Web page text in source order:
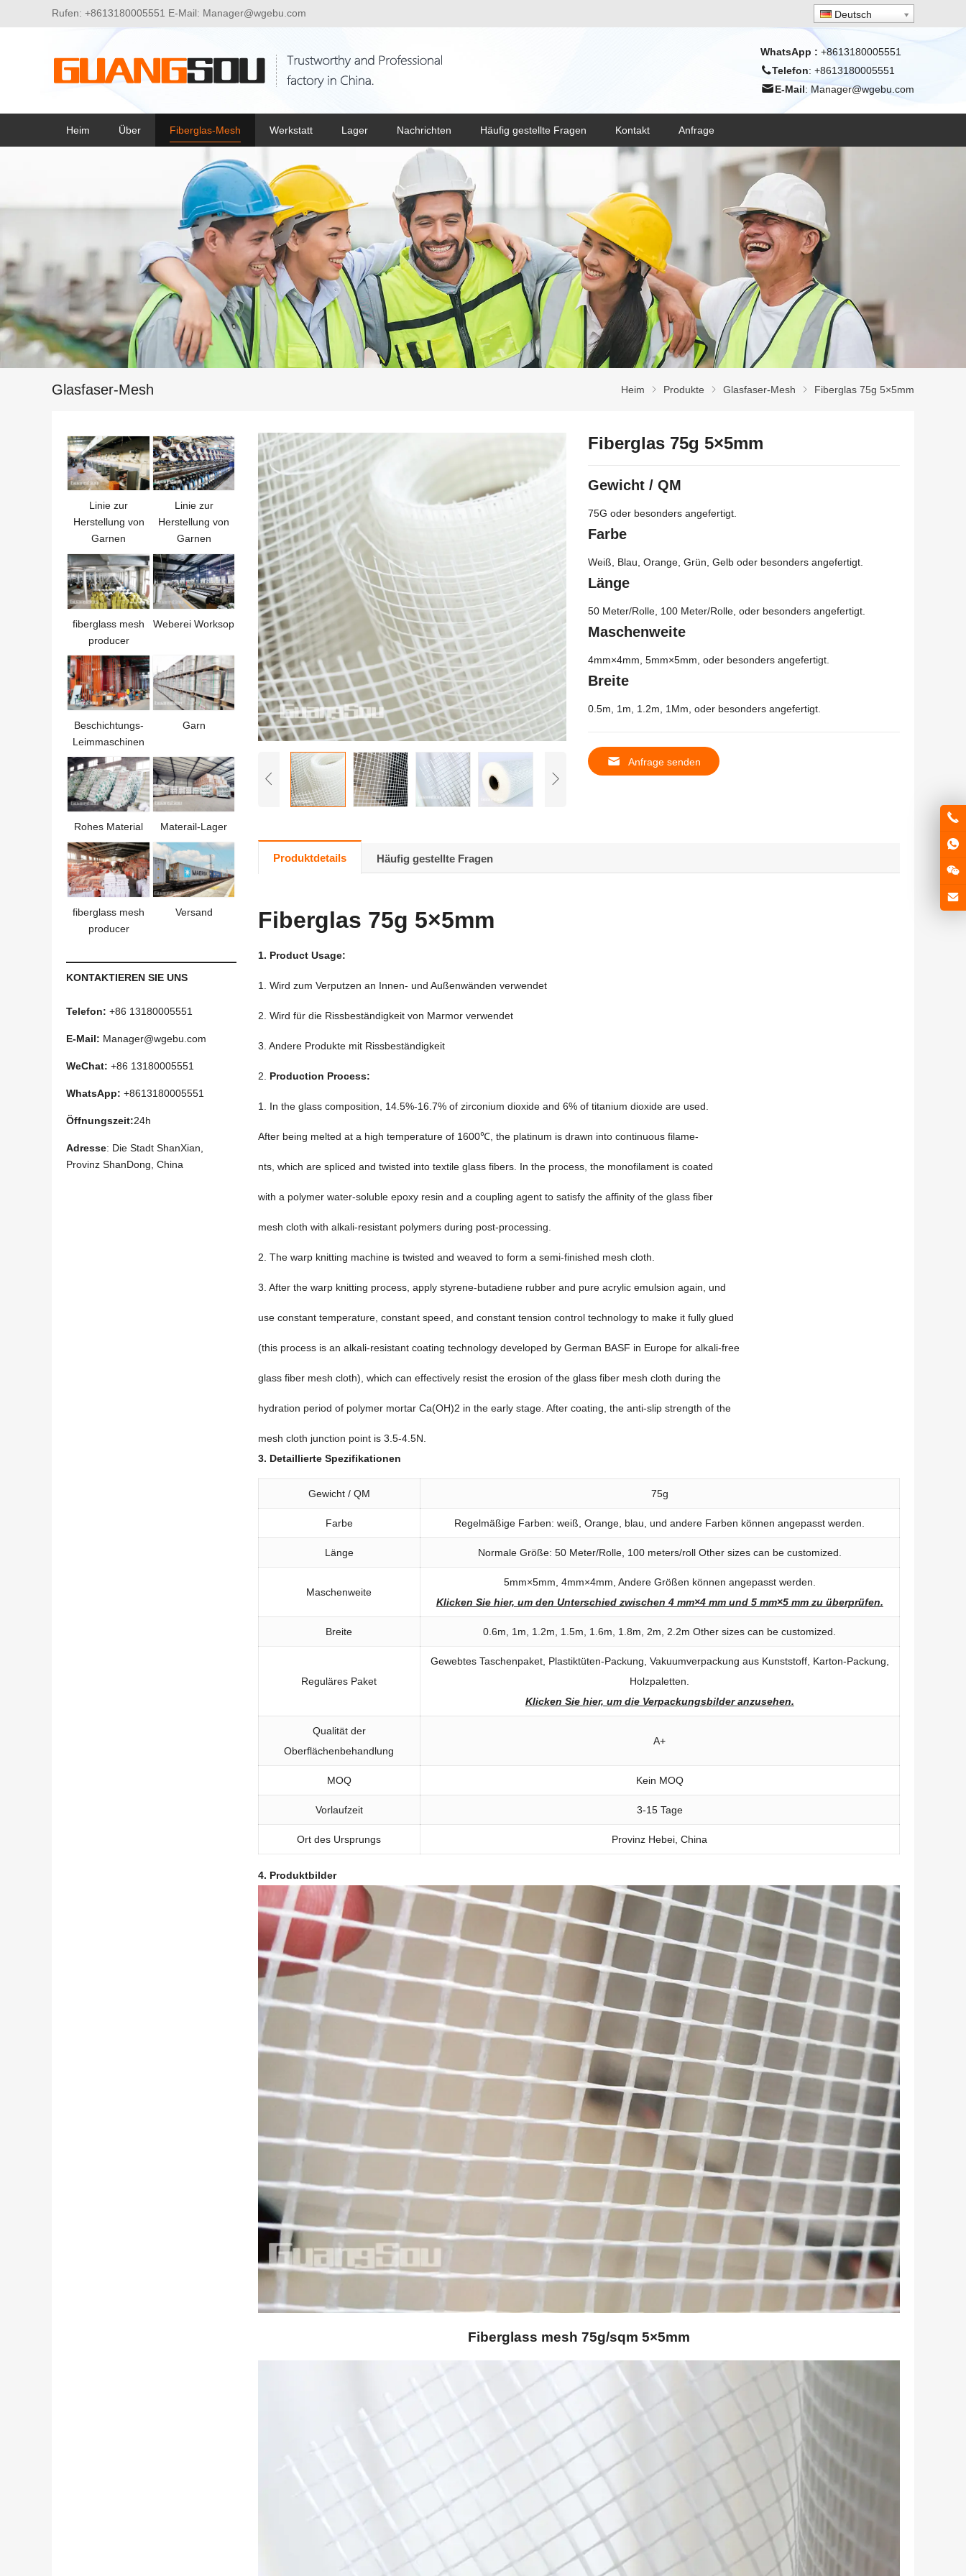
Rufen: +8613180005551 E-Mail: Manager@wgebu.com Deutsch
WhatsApp : +8613180005551
Telefon: +8613180005551
E-Mail: Manager@wgebu.com
Heim Über Fiberglas-Mesh Werkstatt Lager Nachrichten Häufig gestellte Fragen Kontakt Anfrage
Glasfaser-Mesh Heim Produkte Glasfaser-Mesh Fiberglas 75g 5×5mm
Fiberglas 75g 5×5mm
Gewicht / QM
75G oder besonders angefertigt.
Farbe
Weiß, Blau, Orange, Grün, Gelb oder besonders angefertigt.
Länge
50 Meter/Rolle, 100 Meter/Rolle, oder besonders angefertigt.
Maschenweite
4mm×4mm, 5mm×5mm, oder besonders angefertigt.
Breite
0.5m, 1m, 1.2m, 1Mm, oder besonders angefertigt.
Anfrage senden
Produktdetails Häufig gestellte Fragen
Fiberglas 75g 5×5mm
1. Product Usage:
1. Wird zum Verputzen an Innen- und Außenwänden verwendet
2. Wird für die Rissbeständigkeit von Marmor verwendet
3. Andere Produkte mit Rissbeständigkeit
2. Production Process:
1. In the glass composition , 14.5%-16.7% of zirconium dioxide and 6% of titanium dioxide are used
After being melted at a high temperature of 1600℃, the platinum is drawn into continuous filame-
nts, which are spliced and twisted into textile glass fibers. In the process, the monofilament is coated
with a polymer water-soluble epoxy resin and a coupling agent to satisfy the affinity of the glass fiber
mesh cloth with alkali-resistant polymers during post-processing
2. The warp knitting machine is twisted and weaved to form a semi-finished mesh cloth
3. After the warp knitting process, apply styrene-butadiene rubber and pure acrylic emulsion again , und
use constant temperature, constant speed and constant tension control technology to make it fully glued
(this process is an alkali-resistant coating technology developed by German BASF in Europe for alkali-free
glass fiber mesh cloth), which can effectively resist the erosion of the glass fiber mesh cloth during the
hydration period of polymer mortar Ca(OH)2 in the early stage. After coating the anti-slip strength of the
mesh cloth junction point is 3.5-4.5N
3. Detaillierte Spezifikationen
Gewicht / QM 75g
Farbe Regelmäßige Farben: weiß, Orange, blau, und andere Farben können angepasst werden.
Länge Normale Größe: 50 Meter/Rolle, 100 meters/roll Other sizes can be customized
Maschenweite
5mm×5mm, 4mm×4mm, Andere Größen können angepasst werden.
Klicken Sie hier, um den Unterschied zwischen 4 mm×4 mm und 5 mm×5 mm zu überprüfen.
Breite 0.6m, 1m, 1.2m, 1.5m, 1.6m, 1.8m, 2m, 2.2m Other sizes can be customized
Reguläres Paket
Gewebtes Taschenpaket, Plastiktüten-Packung, Vakuumverpackung aus Kunststoff, Karton-Packung,
Holzpaletten.
Klicken Sie hier, um die Verpackungsbilder anzusehen.
Qualität der
Oberflächenbehandlung
A+
MOQ Kein MOQ
Vorlaufzeit 3-15 Tage
Ort des Ursprungs Provinz Hebei, China
4. Produktbilder
Fiberglass mesh 75g/sqm 5×5mm
Linie zur
Herstellung von
Garnen
Linie zur
Herstellung von
Garnen
fiberglass mesh
producer
Weberei Worksop
Beschichtungs-
Leimmaschinen
Garn
Rohes Material Materail-Lager
fiberglass mesh
producer
Versand
KONTAKTIEREN SIE UNS
Telefon: +86 13180005551
E-Mail: Manager@wgebu.com
WeChat: +86 13180005551
WhatsApp: +8613180005551
Öffnungszeit:24h
Adresse: Die Stadt ShanXian,
Provinz ShanDong, China